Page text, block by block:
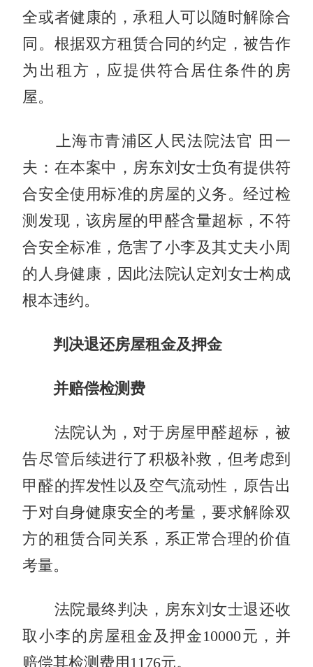
全或者健康的，承租人可以随时解除合
同。根据双方租赁合同的约定，被告作
为出租方，应提供符合居住条件的房
屋。
上海市青浦区人民法院法官 田一
夫：在本案中，房东刘女士负有提供符
合安全使用标准的房屋的义务。经过检
测发现，该房屋的甲醛含量超标，不符
合安全标准，危害了小李及其丈夫小周
的人身健康，因此法院认定刘女士构成
根本违约。
判决退还房屋租金及押金
并赔偿检测费
法院认为，对于房屋甲醛超标，被
告尽管后续进行了积极补救，但考虑到
甲醛的挥发性以及空气流动性，原告出
于对自身健康安全的考量，要求解除双
方的租赁合同关系，系正常合理的价值
考量。
法院最终判决，房东刘女士退还收
取小李的房屋租金及押金10000元，并
赔偿其检测费用1176元。